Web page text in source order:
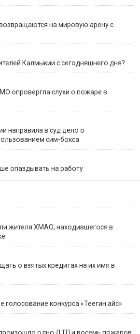
на мировую арену с
Калмыкии с сегодняшнего дня?
опровергла слухи о пожаре в
направила в суд дело о
сим-бокса
опаздывать на работу
жителя ХМАО, находившегося в
о взятых кредитах на их имя в
голосование конкурса «Теегин айс»
одно ДТП и восемь пожаров